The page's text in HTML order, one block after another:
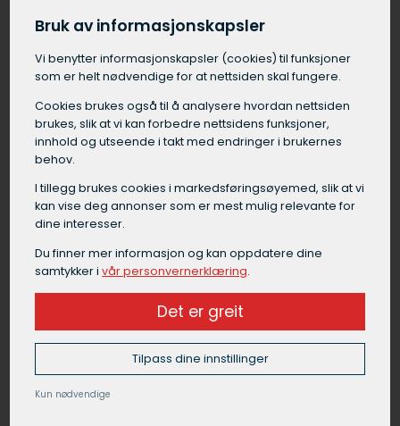
forekomme ved brøyting på nattestid eller i
Grunnarbeid Lakselv
Grunnarbeid i Lakselv er en samlebetegnelse på
alt arbeid som må gjøres på tomten før selve
byggingen kan starte. Grunnarbeid i Lakselv
grunnen, graving av byggegrop, drenering rundt
fundament, isolering under gulv,
masseutskifting, etablering av fundament og
komprimering av masser.
Et godt grunnarbeid i Lakselv legger et viktig
og bør alltid utføres av en erfaren
Bruk av informasjonskapsler
Vi benytter informasjons­kapsler (cookies) til funksjoner
som er helt nødvendige for at nettsiden skal fungere.
Cookies brukes også til å analysere hvordan nettsiden
brukes, slik at vi kan forbedre nettsidens funksjoner,
innhold og utseende i takt med endringer i brukernes
behov.
I tillegg brukes cookies i markedsførings­øyemed, slik at vi
kan vise deg annonser som er mest mulig relevante for
dine interesser.
Du finner mer informasjon og kan oppdatere dine
samtykker ivår personvernerklæring.
Det er greit
Tilpass dine innstillinger
Kun nødvendige